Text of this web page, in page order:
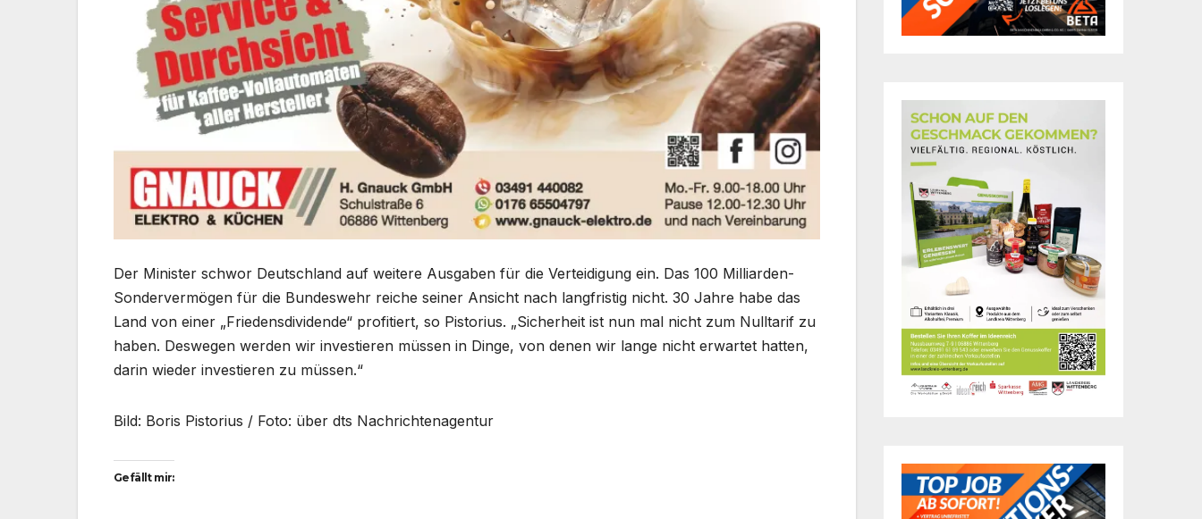
Der Minister schwor Deutschland auf weitere Ausgaben für die Verteidigung ein. Das 100 Milliarden-
Sondervermögen für die Bundeswehr reiche seiner Ansicht nach langfristig nicht. 30 Jahre habe das
Land von einer „Friedensdividende“ profitiert, so Pistorius. „Sicherheit ist nun mal nicht zum Nulltarif zu
haben. Deswegen werden wir investieren müssen in Dinge, von denen wir lange nicht erwartet hatten,
darin wieder investieren zu müssen.“
Bild: Boris Pistorius / Foto: über dts Nachrichtenagentur
Gefällt mir: